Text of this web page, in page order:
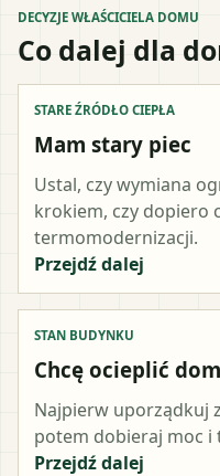
DECYZJE WŁAŚCICIELA DOMU
Co dalej dla
STARE ŹRÓDŁO CIEPŁA
Mam stary piec
Ustal, czy wymiana
krokiem, czy dopiero
termomodernizacji.
Przejdź dalej
STAN BUDYNKU
Chcę ocieplić dom
Najpierw uporządkuj
potem dobieraj moc i
Przejdź dalej